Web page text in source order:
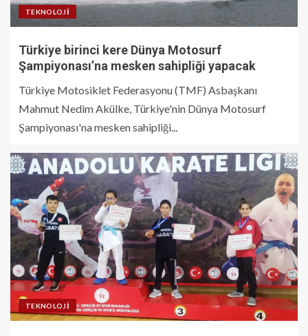
TEKNOLOJI
Türkiye birinci kere Dünya Motosurf
Şampiyonası’na mesken sahipliği yapacak
Türkiye Motosiklet Federasyonu (TMF) Asbaşkanı
Mahmut Nedim Akülke, Türkiye'nin Dünya Motosurf
Şampiyonası'na mesken sahipliği...
TEKNOLOJI